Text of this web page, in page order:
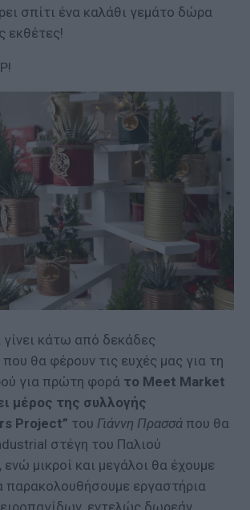
σπίτι ένα καλάθι γεμάτο δώρα
εκθέτες!
γίνει κάτω από δεκάδες
θα φέρουν τις ευχές μας για τη
για πρώτη φορά το Meet Market
μέρος της συλλογής
Project” του Γιάννη Πρασσά που θα
στέγη του Παλιού
μικροί και μεγάλοι θα έχουμε
παρακολουθήσουμε εργαστήρια
εντελώς δωρεάν.